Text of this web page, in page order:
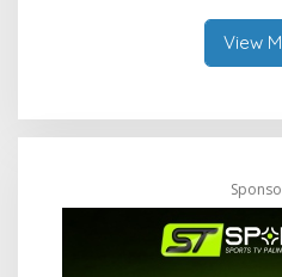
View